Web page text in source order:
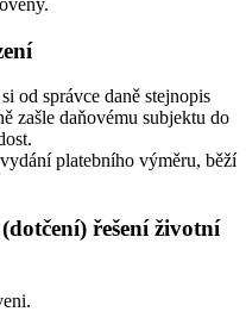
od správce daně stejnopis
zašle daňovému subjektu do
platebního výměru, běží
řešení životní